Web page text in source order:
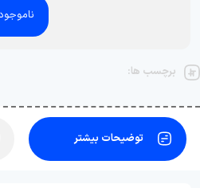
برچسب ها:
توضیحات بیشتر